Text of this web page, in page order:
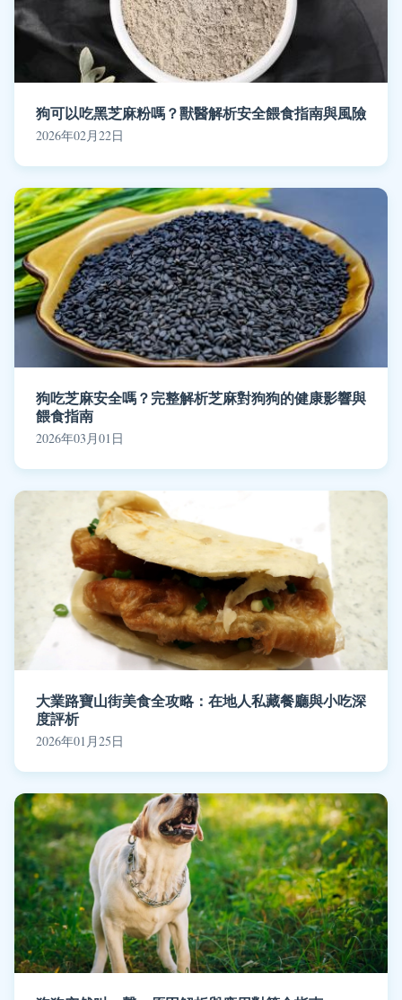
狗可以吃黑芝麻粉嗎？獸醫解析安全餵食指南與風險
2026年02月22日
狗吃芝麻安全嗎？完整解析芝麻對狗狗的健康影響與
餵食指南
2026年03月01日
大業路寶山街美食全攻略：在地人私藏餐廳與小吃深
度評析
2026年01月25日